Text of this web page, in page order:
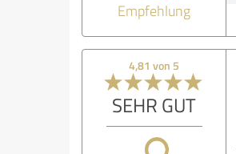
Empfehlung
4,81 von 5
SEHR GUT